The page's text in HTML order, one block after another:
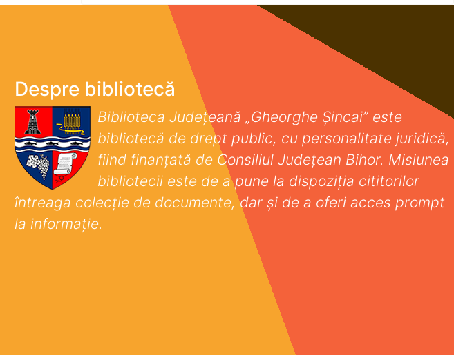
Despre bibliotecă
Biblioteca Județeană „Gheorghe Șincai” este
bibliotecă de drept public, cu personalitate juridică,
fiind finanţată de Consiliul Judeţean Bihor. Misiunea
bibliotecii este de a pune la dispoziţia cititorilor
întreaga colecţie de documente, dar şi de a oferi acces prompt
la informaţie.